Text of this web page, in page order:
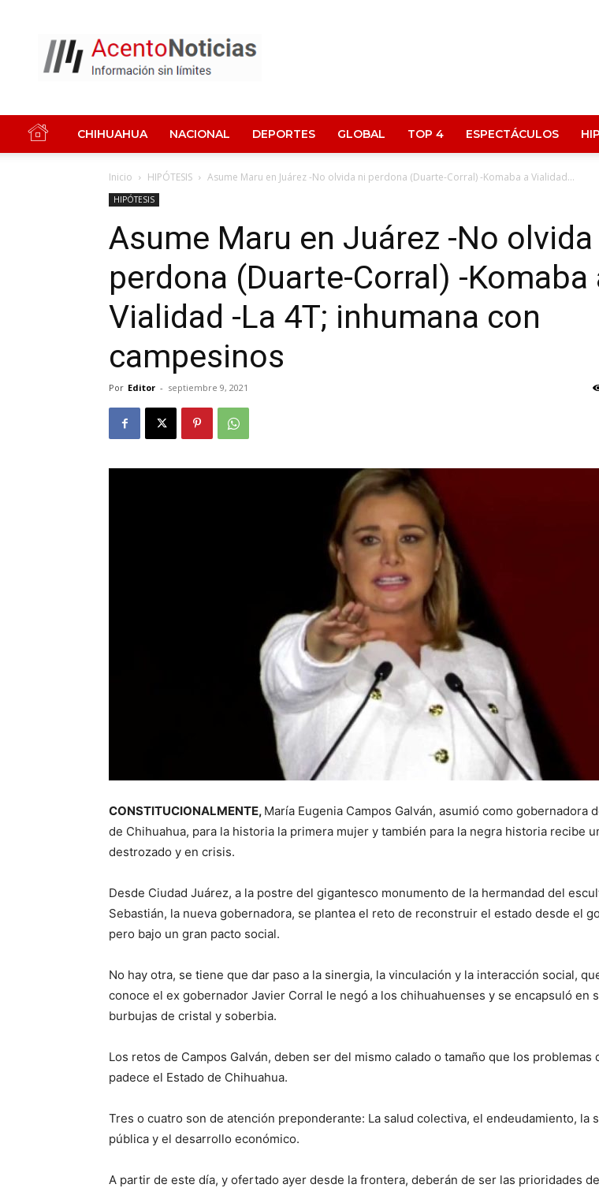
Noticias
CHIHUAHUA NACIONAL DEPORTES GLOBAL TOP 4 ESPECTÁCULOS
Inicio HIPÓTESIS Asume Maru en Juárez -No olvida ni perdona (Duarte-Corral) -Komaba a Vialidad...
HIPÓTESIS
Asume Maru en Juárez -No olvida
perdona (Duarte-Corral) -Komaba
Vialidad -La 4T; inhumana con
campesinos
Por Editor - septiembre 9, 2021
CONSTITUCIONALMENTE, María Eugenia Campos Galván, asumió como gobernadora
de Chihuahua, para la historia la primera mujer y también para la negra historia recibe
destrozado y en crisis.
Desde Ciudad Juárez, a la postre del gigantesco monumento de la hermandad del
Sebastián, la nueva gobernadora, se plantea el reto de reconstruir el estado desde el
pero bajo un gran pacto social.
No hay otra, se tiene que dar paso a la sinergia, la vinculación y la interacción social,
conoce el ex gobernador Javier Corral le negó a los chihuahuenses y se encapsuló en
burbujas de cristal y soberbia.
Los retos de Campos Galván, deben ser del mismo calado o tamaño que los problemas
padece el Estado de Chihuahua.
Tres o cuatro son de atención preponderante: La salud colectiva, el endeudamiento, la
pública y el desarrollo económico.
A partir de este día, y ofertado ayer desde la frontera, deberán de ser las prioridades